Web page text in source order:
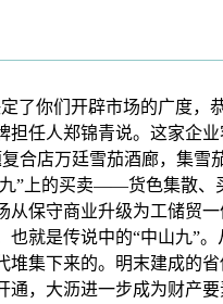
你们开辟市场的广度，
任人郑锦青说。这家企
合店万廷雪茄酒廊，集
”上的买卖——货色集散
保守商业升级为工储贸
就是传说中的“中山九”
集下来的。明末建成的
，大沥进一步成为财产